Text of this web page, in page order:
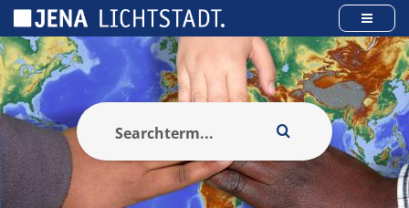
Panel de gestión de cookies